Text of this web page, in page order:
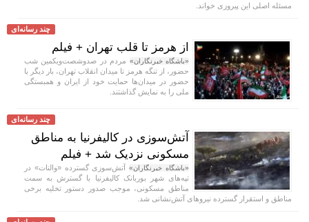
مسئله اصلی این پیروزی خواند.
چند رسانه‌ای
از هرمز تا قلب تهران + فیلم
«باشگاه خبرنگاران» مردم در صدوشصت‌ویکمین شب
حضور، از تنگه هرمز تا میدان انقلاب تهران، بار دیگر با
حضور در میدان‌ها حمایت خود از ایران و همبستگی
ملی را به نمایش گذاشتند.
چند رسانه‌ای
آتش‌سوزی در کالیفرنیا به مناطق
مسکونی نزدیک شد + فیلم
«باشگاه خبرنگاران»آتش‌سوزی گسترده «والنات» در
تپه‌های شهر بوربانک کالیفرنیا با گسترش به سمت
مناطق مسکونی، موجب صدور دستور تخلیه برخی
مناطق و استقرار گسترده نیرو‌های آتش‌نشانی شد.